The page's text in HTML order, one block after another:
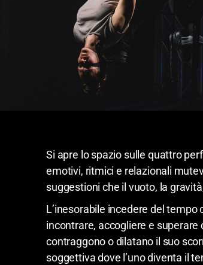
Si apre lo spazio sulle quattro
emotivi, ritmici e relazionali
suggestioni che il vuoto, la
L’inesorabile incedere del
incontrare, accogliere e
contraggono o dilatano il suo
soggettiva dove l’uno diventa il